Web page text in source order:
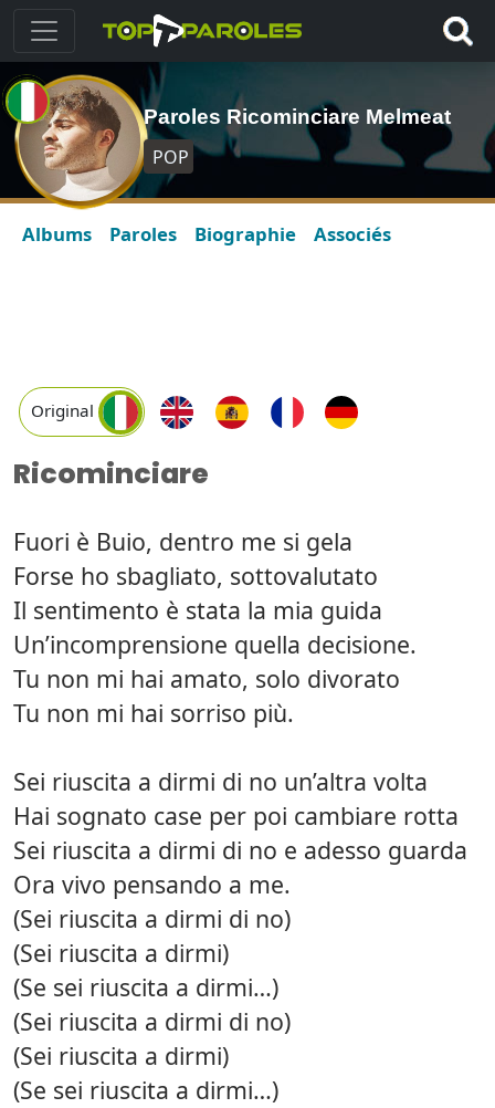
Paroles Ricominciare Melmeat
POP
Albums Paroles Biographie Associés
Original
Ricominciare
Fuori è Buio, dentro me si gela
Forse ho sbagliato, sottovalutato
Il sentimento è stata la mia guida
Un’incomprensione quella decisione.
Tu non mi hai amato, solo divorato
Tu non mi hai sorriso più.
Sei riuscita a dirmi di no un’altra volta
Hai sognato case per poi cambiare rotta
Sei riuscita a dirmi di no e adesso guarda
Ora vivo pensando a me.
(Sei riuscita a dirmi di no)
(Sei riuscita a dirmi)
(Se sei riuscita a dirmi…)
(Sei riuscita a dirmi di no)
(Sei riuscita a dirmi)
(Se sei riuscita a dirmi…)